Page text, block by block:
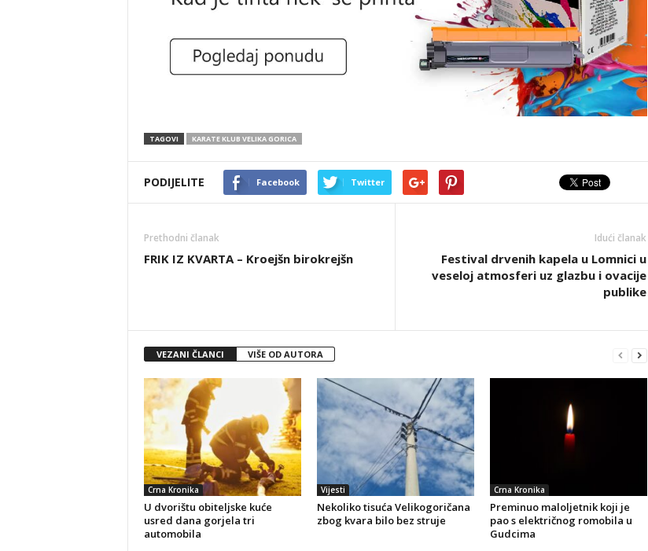
TAGOVI KARATE KLUB VELIKA GORICA
PODIJELITE Facebook Twitter
Prethodni članak
FRIK IZ KVARTA – Kroejšn birokrejšn
Idući članak
Festival drvenih kapela u Lomnici u
veseloj atmosferi uz glazbu i ovacije
publike
VEZANI ČLANCI VIŠE OD AUTORA
Crna Kronika
U dvorištu obiteljske kuće
usred dana gorjela tri
automobila
Vijesti
Nekoliko tisuća Velikogoričana
zbog kvara bilo bez struje
Crna Kronika
Preminuo maloljetnik koji je
pao s električnog romobila u
Gudcima